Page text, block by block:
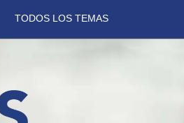
TODOS LOS TEMAS